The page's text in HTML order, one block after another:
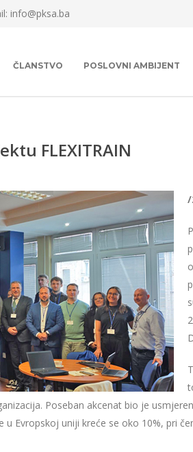
info@pksa.ba
ČLANSTVO POSLOVNI AMBIJENT
FLEXITRAIN
/
Poseban akcenat bio je
Evropskoj uniji kreće se oko 10%, pri